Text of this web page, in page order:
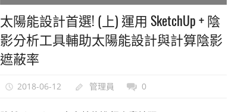
太陽能設計首選! (上) 運用 SketchUp + 陰
影分析工具輔助太陽能設計與計算陰影
遮蔽率
2018-06-12 管理員 0